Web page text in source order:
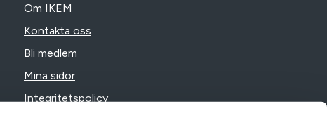
Om IKEM
Kontakta oss
Bli medlem
Mina sidor
Integritetspolicy